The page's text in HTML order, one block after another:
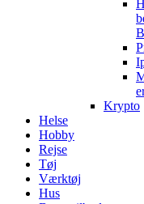
Krypto
Helse
Hobby
Rejse
Tøj
Værktøj
Hus